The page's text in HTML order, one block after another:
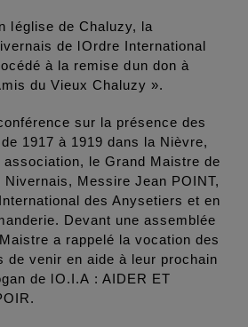
léglise de Chaluzy, la
de lOrdre International
à la remise dun don à
du Vieux Chaluzy ».
sur la présence des
1917 à 1919 dans la Nièvre,
le Grand Maistre de
Nivernais, Messire Jean POINT,
des Anysetiers et en
Devant une assemblée
a rappelé la vocation des
de venir en aide à leur prochain
de lO.I.A : AIDER ET